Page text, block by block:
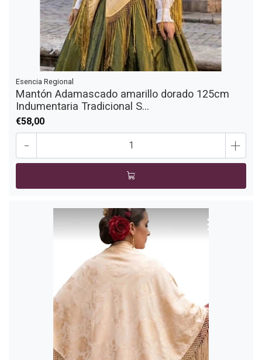
Esencia Regional
Mantón Adamascado amarillo dorado 125cm
Indumentaria Tradicional S...
€58,00
- +